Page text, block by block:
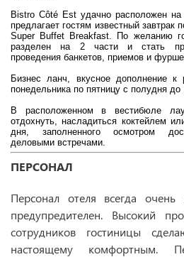
Bistro Côté Est удачно расположен
предлагает гостям известный завтрак
Super Buffet Breakfast. По желанию
разделен на 2 части и стать
проведения банкетов, приемов и
Бизнес ланч, вкусное дополнение
понедельника по пятницу с полудня до
В расположенном в вестибюле
отдохнуть, насладиться коктейлем
дня, заполненного осмотром
деловыми встречами.
ПЕРСОНАЛ
Персонал отеля всегда
предупредителен. Высокий
сотрудников гостиницы
настоящему комфортным.